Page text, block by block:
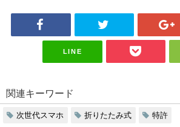
LINE
関連キーワード
次世代スマホ 折りたたみ式 特許